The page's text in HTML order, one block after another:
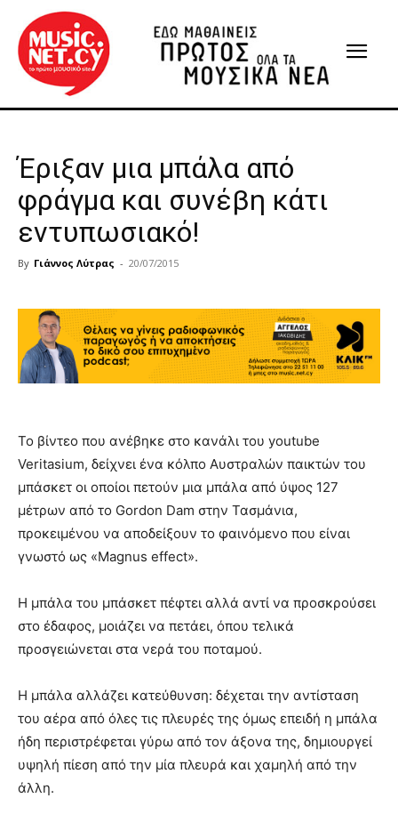
Έριξαν μια μπάλα από
φράγμα και συνέβη κάτι
εντυπωσιακό!
By Γιάννος Λύτρας - 20/07/2015
Το βίντεο που ανέβηκε στο κανάλι του youtube
Veritasium, δείχνει ένα κόλπο Αυστραλών παικτών του
μπάσκετ οι οποίοι πετούν μια μπάλα από ύψος 127
μέτρων από το Gordon Dam στην Τασμάνια,
προκειμένου να αποδείξουν το φαινόμενο που είναι
γνωστό ως «Magnus effect».
Η μπάλα του μπάσκετ πέφτει αλλά αντί να προσκρούσει
στο έδαφος, μοιάζει να πετάει, όπου τελικά
προσγειώνεται στα νερά του ποταμού.
Η μπάλα αλλάζει κατεύθυνση: δέχεται την αντίσταση
του αέρα από όλες τις πλευρές της όμως επειδή η μπάλα
ήδη περιστρέφεται γύρω από τον άξονα της, δημιουργεί
υψηλή πίεση από την μία πλευρά και χαμηλή από την
άλλη.